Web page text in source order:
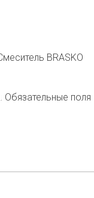
BRASKO
Обязательные поля